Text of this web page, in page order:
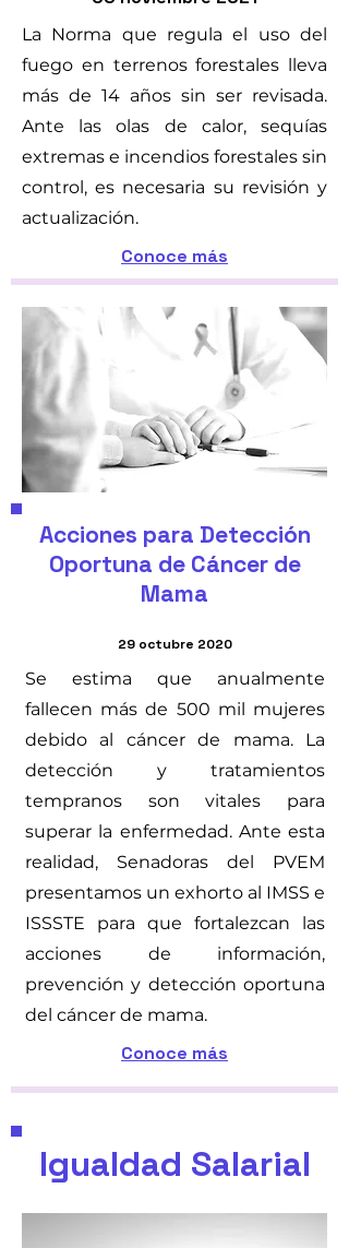
La Norma que regula el uso del
fuego en terrenos forestales lleva
más de 14 años sin ser revisada.
Ante las olas de calor, sequías
extremas e incendios forestales sin
control, es necesaria su revisión y
actualización.
Conoce más
Acciones para Detección
Oportuna de Cáncer de
Mama
29 octubre 2020
Se estima que anualmente
fallecen más de 500 mil mujeres
debido al cáncer de mama. La
detección y tratamientos
tempranos son vitales para
superar la enfermedad. Ante esta
realidad, Senadoras del PVEM
presentamos un exhorto al IMSS e
ISSSTE para que fortalezcan las
acciones de información,
prevención y detección oportuna
del cáncer de mama.
Conoce más
Igualdad Salarial